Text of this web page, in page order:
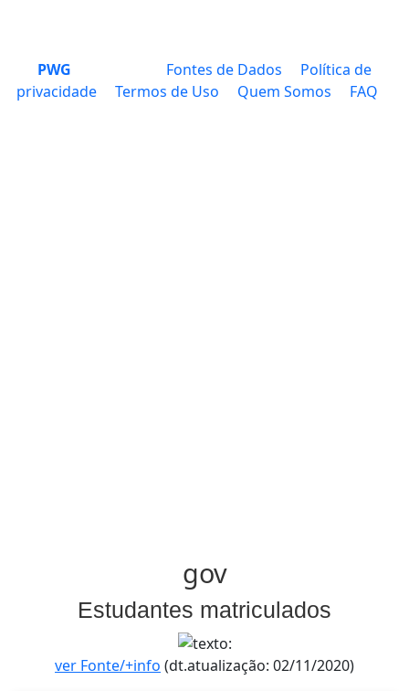
PWG Fontes de Dados
Política de
privacidade
Termos de Uso Quem Somos FAQ
gov
Estudantes matriculados
ver Fonte/+info (dt.atualização: 02/11/2020)